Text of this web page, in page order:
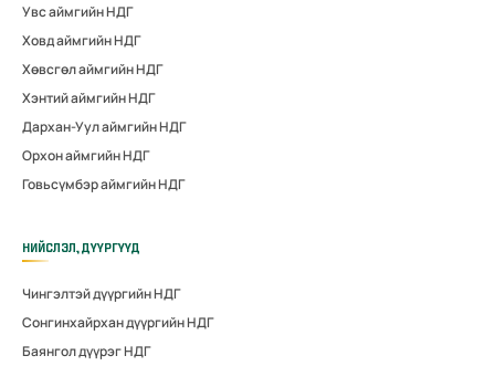
Увс аймгийн НДГ
Ховд аймгийн НДГ
Хөвсгөл аймгийн НДГ
Хэнтий аймгийн НДГ
Дархан-Уул аймгийн НДГ
Орхон аймгийн НДГ
Говьсүмбэр аймгийн НДГ
НИЙСЛЭЛ, ДҮҮРГҮҮД
Чингэлтэй дүүргийн НДГ
Сонгинхайрхан дүүргийн НДГ
Баянгол дүүрэг НДГ